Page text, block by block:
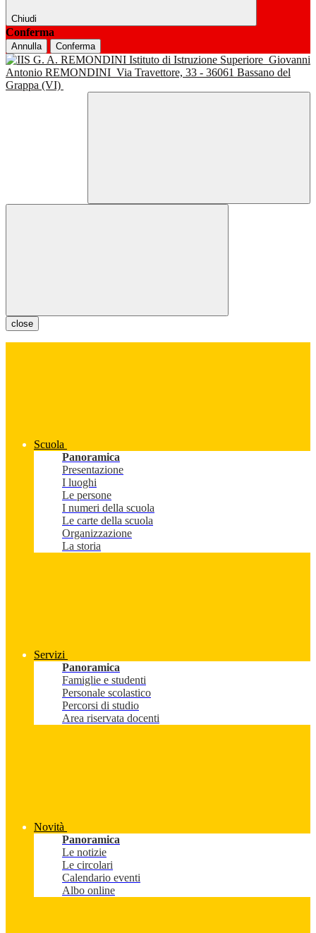
Chiudi
Conferma
Annulla Conferma
Istituto di Istruzione Superiore Giovanni
Antonio REMONDINI Via Travettore, 33 - 36061 Bassano del
Grappa (VI)
close
Scuola
Panoramica
Presentazione
I luoghi
Le persone
I numeri della scuola
Le carte della scuola
Organizzazione
La storia
Servizi
Panoramica
Famiglie e studenti
Personale scolastico
Percorsi di studio
Area riservata docenti
Novità
Panoramica
Le notizie
Le circolari
Calendario eventi
Albo online